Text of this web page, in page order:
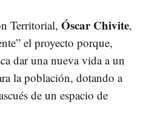
Territorial, Óscar Chivite,
el proyecto porque,
dar una nueva vida a un
la población, dotando a
de un espacio de